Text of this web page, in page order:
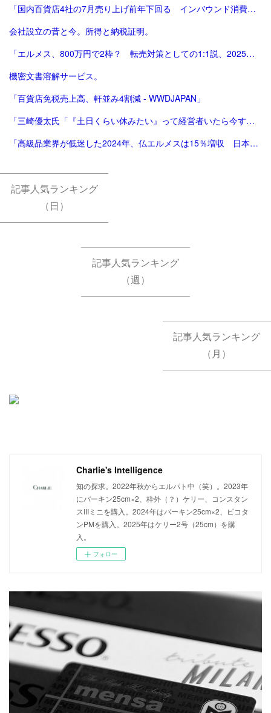
「国内百貨店4社の7月売り上げ前年下回る インバウンド消費減で | ロイター」
会社設立の昔と今。所得と納税証明。
「エルメス、800万円で2枠？ 転売対策としての1:1説、2025年版。ほぼ完結（？）編。」
機密文書溶解サービス。
「百貨店免税売上高、軒並み4割減 - WWDJAPAN」
「三崎優太氏「『土日くらい休みたい』って経営者いたら今すぐ会社畳んだ方がいい」痛烈指摘に反響 - 芸能 : 日刊スポーツ」
「高級品業界が低迷した2024年、仏エルメスは15％増収 日本が成長をけん引 | Forbes」
記事人気ランキング
（日）
記事人気ランキング
（週）
記事人気ランキング
（月）
Charlie's Intelligence
知の探求。2022年秋からエルパト中（笑）。2023年
にバーキン25cm×2、枠外（？）ケリー、コンスタン
スIIIミニを購入。2024年はバーキン25cm×2、ピコタ
ンPMを購入。2025年はケリー2号（25cm）を購
入。
フォロー